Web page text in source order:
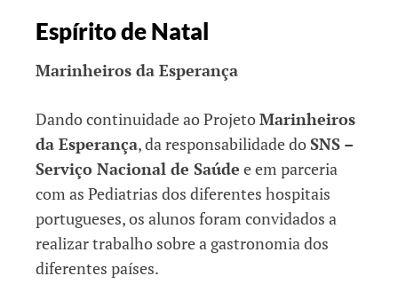
Espírito de Natal
Marinheiros da Esperança
Dando continuidade ao ProjetoMarinheiros
da Esperança, da responsabilidade doSNS –
Serviço Nacional de Saúde e em parceria
com as Pediatrias dos diferentes hospitais
portugueses, os alunos foram convidados a
realizar trabalho sobre a gastronomia dos
diferentes países.